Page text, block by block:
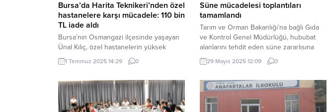
Bursa’da Harita Teknikeri’nden özel
hastanelere karşı mücadele: 110 bin
TL iade aldı
Bursa’nın Osmangazi ilçesinde yaşayan
Ünal Kılıç, özel hastanelerin yüksek
muayene ücretlerine karşı verdiği
mücadeleyle dikkat çekti. Son 3 ayda 110
vatandaşları da haklarını aramaya davet
etti. BURSA (İGFA) – Bursa’nın
Osmangazi ilçesinde kamuda harita
1 Temmuz 2025 14:29 0
Süne mücadelesi toplantıları
tamamlandı
Tarım ve Orman Bakanlığı’na bağlı Gıda
ve Kontrol Genel Müdürlüğü, hububat
alanlarını tehdit eden süne zararlısına
karşı yürütülen çalışmaları
değerlendirmek üzere Adana, Diyarbakır,
Son toplantı, Ankara’da 17 ilin katılımıyla
gerçekleştirildi. ANKARA (İGFA) – Süne
mücadelesi için Türkiye genelinde
29 Mayıs 2025 12:09 0